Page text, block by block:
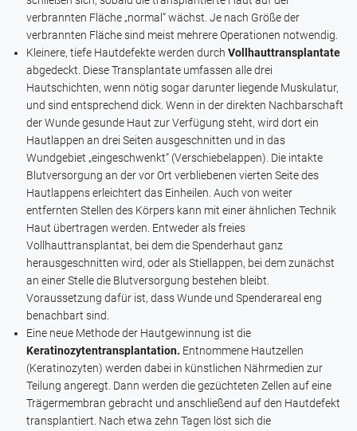
verbrannten Fläche „normal“ wächst. Je nach Größe der
verbrannten Fläche sind meist mehrere Operationen notwendig.
Kleinere, tiefe Hautdefekte werden durch Vollhauttransplantate
abgedeckt. Diese Transplantate umfassen alle drei
Hautschichten, wenn nötig sogar darunter liegende Muskulatur,
und sind entsprechend dick. Wenn in der direkten Nachbarschaft
der Wunde gesunde Haut zur Verfügung steht, wird dort ein
Hautlappen an drei Seiten ausgeschnitten und in das
Wundgebiet „eingeschwenkt“ (Verschiebelappen). Die intakte
Blutversorgung an der vor Ort verbliebenen vierten Seite des
Hautlappens erleichtert das Einheilen. Auch von weiter
entfernten Stellen des Körpers kann mit einer ähnlichen Technik
Haut übertragen werden. Entweder als freies
Vollhauttransplantat, bei dem die Spenderhaut ganz
herausgeschnitten wird, oder als Stiellappen, bei dem zunächst
an einer Stelle die Blutversorgung bestehen bleibt.
Voraussetzung dafür ist, dass Wunde und Spenderareal eng
benachbart sind.
Eine neue Methode der Hautgewinnung ist die
Keratinozytentransplantation. Entnommene Hautzellen
(Keratinozyten) werden dabei in künstlichen Nährmedien zur
Teilung angeregt. Dann werden die gezüchteten Zellen auf eine
Trägermembran gebracht und anschließend auf den Hautdefekt
transplantiert. Nach etwa zehn Tagen löst sich die